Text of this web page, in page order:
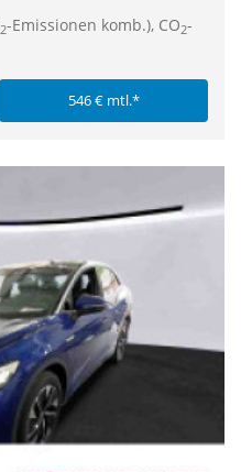
2-Emissionen komb.), CO2-
546 € mtl.*